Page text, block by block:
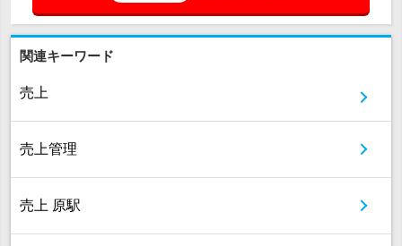
関連キーワード
売上
売上管理
売上 原駅